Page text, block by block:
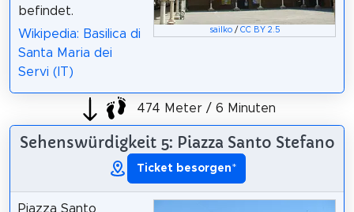
sailko/ CC BY 2.5
befindet.
Wikipedia: Basilica di
Santa Maria dei
Servi (IT)
474 Meter / 6 Minuten
Sehenswürdigkeit 5: Piazza Santo Stefano
Ticket besorgen*
Piazza Santo